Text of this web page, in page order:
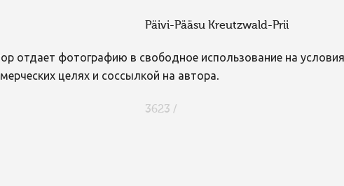
Päivi-Pääsu Kreutzwald-Prii
отдает фотографию в свободное использование на
целях и соссылкой на автора.
3623 /